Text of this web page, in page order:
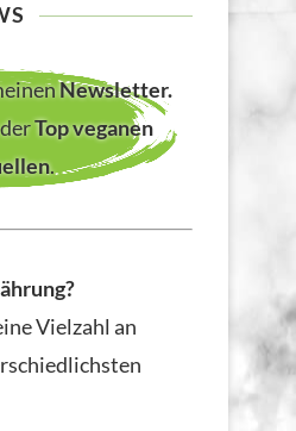
Newsletter.
Top veganen
.
Vielzahl an